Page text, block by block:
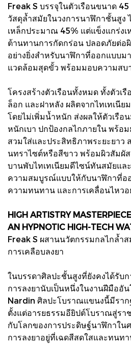
Freak S บรรจุในตัวเรือนขนาด
วัสดุล้ำสมัยในวงการนาฬิกาชั้นสูง
เหล็กประมาณ 45% แต่แข็งแกร่ง
ต้านทานการกัดกร่อน ปลอดภัยต่อ
อย่างยิ่งสำหรับนาฬิกาที่ออกแบบ
แวดล้อมสุดขั้ว พร้อมมอบความสบ
โครงสร้างตัวเรือนทั้งหมด ทั้งตัวเ
ล็อก และฝาหลัง ผลิตจากไทเทเนีย
โดยไม่เพิ่มน้ำหนัก ส่งผลให้ตัวเรื
หนักเบา ปกป้องกลไกภายใน พร้อ
สวมใส่และประสิทธิภาพระยะยาว
นทราไซต์หรือสีขาว พร้อมผิวสัมผั
บานพับไทเทเนียมดีไซน์ทันสมัยและ
ความสมบูรณ์แบบให้กับนาฬิกาที่อ
ความทนทาน และการเคลื่อนไหวอ
HIGH ARTISTRY MASTERPIECE
AN HYPNOTIC HIGH-TECH
Freak S ผสานนวัตกรรมกลไกล้ำ
การเคลือบลงยา
ในบรรดาศิลปะชั้นสูงที่ยังคงได้รับ
การลงยานับเป็นหนึ่งในงานฝีมืออั
Nardin ศิลปะโบราณแขนงนี้มีรา
ตั้งแต่อารยธรรมอียิปต์โบราณสู่รา
กับโลกของการประดิษฐ์นาฬิกาใน
การลงยาอยู่ที่เฉดสีสดใสและทนท